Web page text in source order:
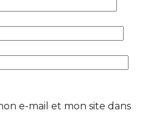
e-mail et mon site dans